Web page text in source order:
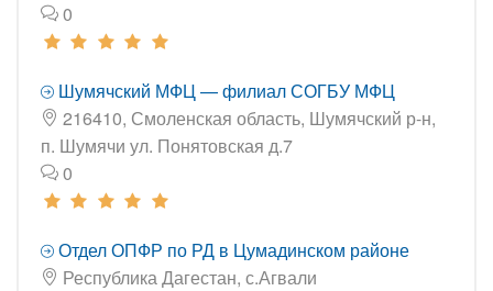
0
Шумячский МФЦ — филиал СОГБУ МФЦ
216410, Смоленская область, Шумячский р-н,
п. Шумячи ул. Понятовская д.7
0
Отдел ОПФР по РД в Цумадинском районе
Республика Дагестан, с.Агвали